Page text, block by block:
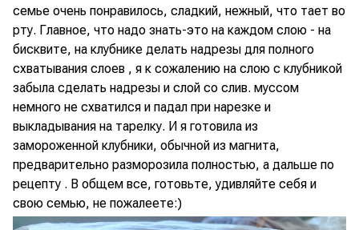
семье очень понравилось, сладкий, нежный, что тает во
рту. Главное, что надо знать-это на каждом слою - на
бисквите, на клубнике делать надрезы для полного
схватывания слоев , я к сожалению на слою с клубникой
забыла сделать надрезы и слой со слив. муссом
немного не схватился и падал при нарезке и
выкладывания на тарелку. И я готовила из
замороженной клубники, обычной из магнита,
предварительно разморозила полностью, а дальше по
рецепту . В общем все, готовьте, удивляйте себя и
свою семью, не пожалеете:)